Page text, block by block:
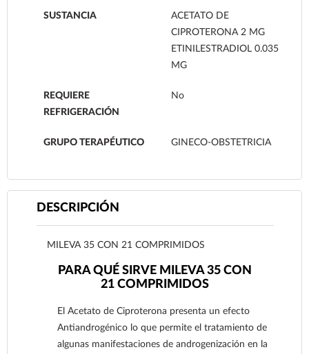
SUSTANCIA
ACETATO DE
CIPROTERONA 2 MG
ETINILESTRADIOL 0.035
MG
REQUIERE
REFRIGERACIÓN
No
GRUPO TERAPÉUTICO GINECO-OBSTETRICIA
DESCRIPCIÓN
MILEVA 35 CON 21 COMPRIMIDOS
PARA QUÉ SIRVE MILEVA 35 CON
21 COMPRIMIDOS
El Acetato de Ciproterona presenta un efecto
Antiandrogénico lo que permite el tratamiento de
algunas manifestaciones de androgenización en la